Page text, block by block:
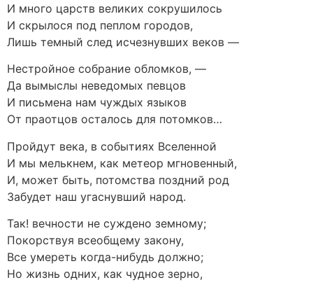
И много царств великих сокрушилось
И скрылося под пеплом городов,
Лишь темный след исчезнувших веков —
Нестройное собрание обломков, —
Да вымыслы неведомых певцов
И письмена нам чуждых языков
От праотцов осталось для потомков…
Пройдут века, в событиях Вселенной
И мы мелькнем, как метеор мгновенный,
И, может быть, потомства поздний род
Забудет наш угаснувший народ.
Так! вечности не суждено земному;
Покорствуя всеобщему закону,
Все умереть когда-нибудь должно;
Но жизнь одних, как чудное зерно,